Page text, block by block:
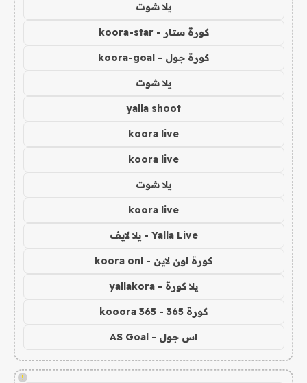
يلا شوت
كورة ستار - koora-star
كورة جول - koora-goal
يلا شوت
yalla shoot
koora live
koora live
يلا شوت
koora live
Yalla Live - يلا لايف
كورة اون لاين - koora onl
يلا كورة - yallakora
كورة 365 - kooora 365
اس جول - AS Goal
!